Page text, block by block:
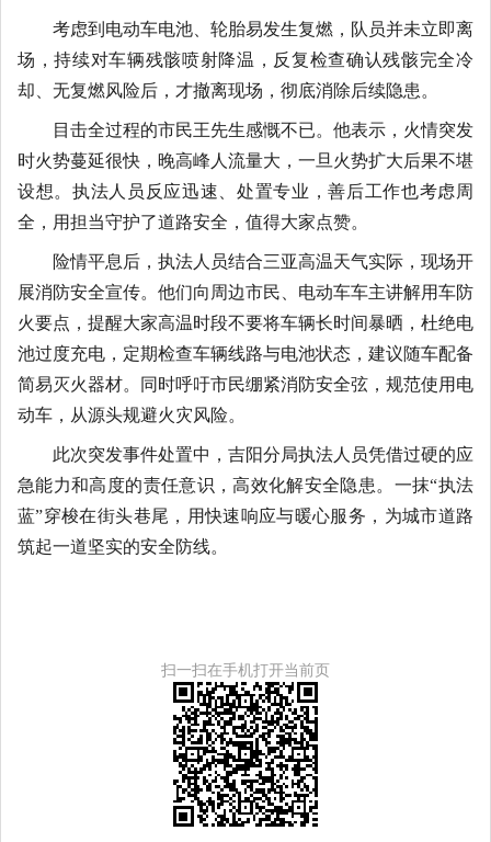
考虑到电动车电池、轮胎易发生复燃，队员并未立即离
场，持续对车辆残骸喷射降温，反复检查确认残骸完全冷
却、无复燃风险后，才撤离现场，彻底消除后续隐患。
目击全过程的市民王先生感慨不已。他表示，火情突发
时火势蔓延很快，晚高峰人流量大，一旦火势扩大后果不堪
设想。执法人员反应迅速、处置专业，善后工作也考虑周
全，用担当守护了道路安全，值得大家点赞。
险情平息后，执法人员结合三亚高温天气实际，现场开
展消防安全宣传。他们向周边市民、电动车车主讲解用车防
火要点，提醒大家高温时段不要将车辆长时间暴晒，杜绝电
池过度充电，定期检查车辆线路与电池状态，建议随车配备
简易灭火器材。同时呼吁市民绷紧消防安全弦，规范使用电
动车，从源头规避火灾风险。
此次突发事件处置中，吉阳分局执法人员凭借过硬的应
急能力和高度的责任意识，高效化解安全隐患。一抹“执法
蓝”穿梭在街头巷尾，用快速响应与暖心服务，为城市道路
筑起一道坚实的安全防线。
扫一扫在手机打开当前页